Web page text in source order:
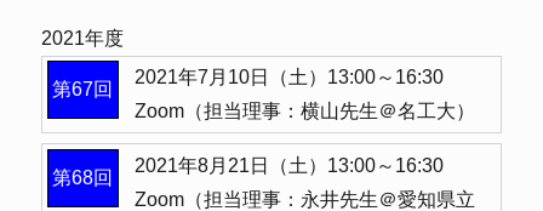
2021年度
第67回
2021年7月10日（土） 13:00～16:30
Zoom（担当理事：横山先生＠名工大）
第68回
2021年8月21日（土） 13:00～16:30
Zoom（担当理事：永井先生＠愛知県立